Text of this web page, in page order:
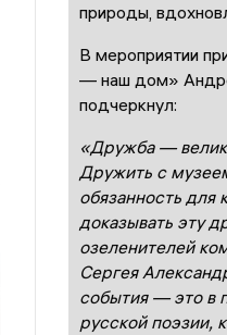
природы,
В мероприятии
— наш дом»
подчеркнул:
«Дружба —
Дружить с
обязанность
доказывать эту
озеленителей
Сергея
события — это в
русской поэзии,